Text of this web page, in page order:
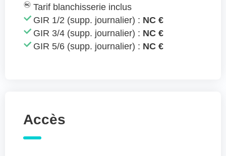
Tarif blanchisserie inclus
GIR 1/2 (supp. journalier) : NC €
GIR 3/4 (supp. journalier) : NC €
GIR 5/6 (supp. journalier) : NC €
Accès